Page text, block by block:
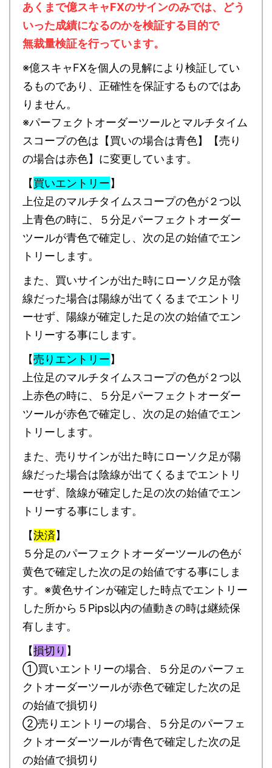
あくまで億スキャFXのサインのみでは、どう
いった成績になるのかを検証する目的で
無裁量検証を行っています。
※億スキャFXを個人の見解により検証してい
るものであり、正確性を保証するものではあ
りません。
※パーフェクトオーダーツールとマルチタイム
スコープの色は【買いの場合は青色】【売り
の場合は赤色】に変更しています。
【買いエントリー】
上位足のマルチタイムスコープの色が２つ以
上青色の時に、５分足パーフェクトオーダー
ツールが青色で確定し、次の足の始値でエン
トリーします。
また、買いサインが出た時にローソク足が陰
線だった場合は陽線が出てくるまでエントリ
ーせず、陽線が確定した足の次の始値でエン
トリーする事にします。
【売りエントリー】
上位足のマルチタイムスコープの色が２つ以
上赤色の時に、５分足パーフェクトオーダー
ツールが赤色で確定し、次の足の始値でエン
トリーします。
また、売りサインが出た時にローソク足が陽
線だった場合は陰線が出てくるまでエントリ
ーせず、陰線が確定した足の次の始値でエン
トリーする事にします。
【決済】
５分足のパーフェクトオーダーツールの色が
黄色で確定した次の足の始値でする事にしま
す。※黄色サインが確定した時点でエントリー
した所から５Pips以内の値動きの時は継続保
有します。
【損切り 】
①買いエントリーの場合、５分足のパーフェ
クトオーダーツールが赤色で確定した次の足
の始値で損切り
②売りエントリーの場合、５分足のパーフェ
クトオーダーツールが青色で確定した次の足
の始値で損切り